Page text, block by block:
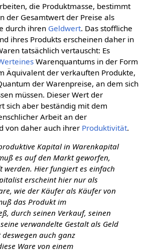
die Produktmasse, bestimmt
der Gesamtwert der Preise als
durch ihren Geldwert. Das stoffliche
ihres Produkts erscheinen daher in
tatsächlich vertauscht: Es
Warenquantums in der Form
Äquivalent der verkauften Produkte,
der Warenpreise, an dem sich
müssen. Dieser Wert der
sich aber beständig mit dem
Arbeit an der
von daher auch ihrer Produktivität.
Kapital in Warenkapital
es auf den Markt geworfen,
werden. Hier fungiert es einfach
erscheint hier nur als
wie der Käufer als Käufer von
das Produkt im
durch seinen Verkauf, seinen
verwandelte Gestalt als Geld
auch ganz
Ware von einem